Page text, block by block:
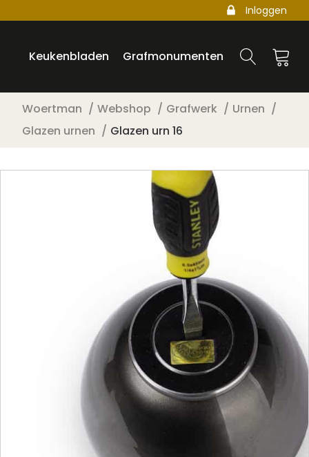
Inloggen
Keukenbladen Grafmonumenten
Woertman Webshop Grafwerk
Urnen
Glazen urnen
Glazen urn 16